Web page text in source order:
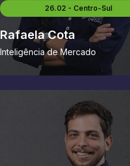
26.02 - Centro-Sul
Rafaela Cota
Inteligência de Mercado